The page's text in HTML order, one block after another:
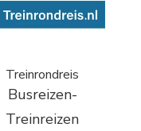
Treinrondreis
Busreizen-
Treinreizen